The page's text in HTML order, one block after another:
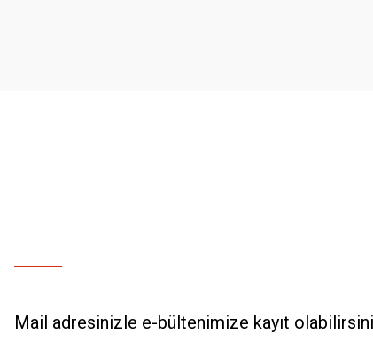
Mail adresinizle e-bültenimize kayıt